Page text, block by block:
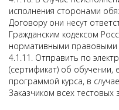
исполнения сторонами
Договору они несут
Гражданским кодексом
нормативными правовыми
4.1.11. Отправить по
(сертификат) об обучении,
программой курса, в
Заказчиком всех тестовых